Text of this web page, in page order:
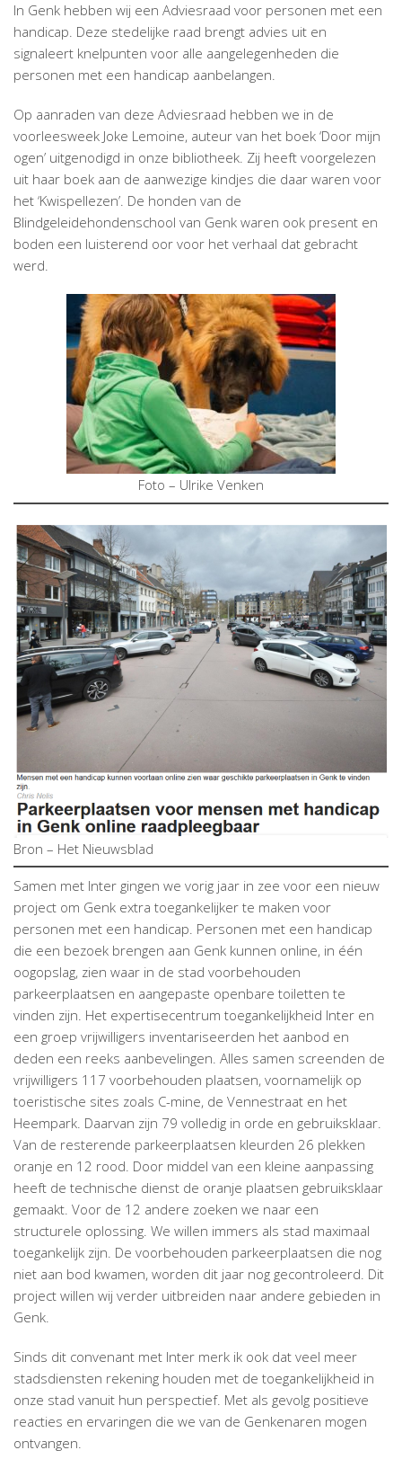
In Genk hebben wij een Adviesraad voor personen met een
handicap. Deze stedelijke raad brengt advies uit en
signaleert knelpunten voor alle aangelegenheden die
personen met een handicap aanbelangen.
Op aanraden van deze Adviesraad hebben we in de
voorleesweek Joke Lemoine, auteur van het boek ‘Door mijn
ogen’ uitgenodigd in onze bibliotheek. Zij heeft voorgelezen
uit haar boek aan de aanwezige kindjes die daar waren voor
het ‘Kwispellezen’. De honden van de
Blindgeleidehondenschool van Genk waren ook present en
boden een luisterend oor voor het verhaal dat gebracht
werd.
Foto – Ulrike Venken
Bron – Het Nieuwsblad
Samen met Inter gingen we vorig jaar in zee voor een nieuw
project om Genk extra toegankelijker te maken voor
personen met een handicap. Personen met een handicap
die een bezoek brengen aan Genk kunnen online, in één
oogopslag, zien waar in de stad voorbehouden
parkeerplaatsen en aangepaste openbare toiletten te
vinden zijn. Het expertisecentrum toegankelijkheid Inter en
een groep vrijwilligers inventariseerden het aanbod en
deden een reeks aanbevelingen. Alles samen screenden de
vrijwilligers 117 voorbehouden plaatsen, voornamelijk op
toeristische sites zoals C-mine, de Vennestraat en het
Heempark. Daarvan zijn 79 volledig in orde en gebruiksklaar.
Van de resterende parkeerplaatsen kleurden 26 plekken
oranje en 12 rood. Door middel van een kleine aanpassing
heeft de technische dienst de oranje plaatsen gebruiksklaar
gemaakt. Voor de 12 andere zoeken we naar een
structurele oplossing. We willen immers als stad maximaal
toegankelijk zijn. De voorbehouden parkeerplaatsen die nog
niet aan bod kwamen, worden dit jaar nog gecontroleerd. Dit
project willen wij verder uitbreiden naar andere gebieden in
Genk.
Sinds dit convenant met Inter merk ik ook dat veel meer
stadsdiensten rekening houden met de toegankelijkheid in
onze stad vanuit hun perspectief. Met als gevolg positieve
reacties en ervaringen die we van de Genkenaren mogen
ontvangen.